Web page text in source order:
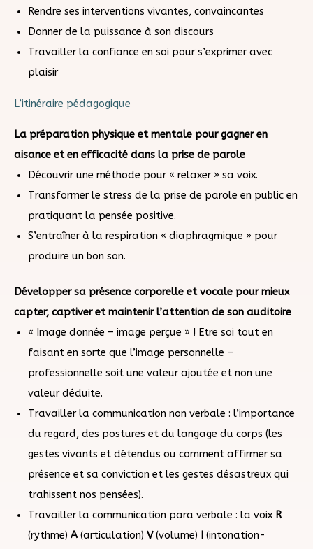
Rendre ses interventions vivantes, convaincantes
Donner de la puissance à son discours
Travailler la confiance en soi pour s’exprimer avec
plaisir
L’itinéraire pédagogique
La préparation physique et mentale pourgagner en
aisance et en efficacité dans la prise de parole
Découvrir une méthode pour « relaxer » sa voix.
Transformer le stress de la prise de parole en public en
pratiquant la pensée positive.
S’entraîner à la respiration « diaphragmique » pour
produire un bon son.
Développer sa présence corporelle et vocale pour mieux
capter, captiver et maintenirl’attention de son auditoire
« Image donnée – image perçue » ! Etre soi tout en
faisant en sorte que l’image personnelle –
professionnelle soit une valeur ajoutée et non une
valeur déduite.
Travailler la communication non verbale : l’importance
du regard, des postures et du langage du corps (les
gestes vivants et détendus ou comment affirmer sa
présence et sa conviction et les gestes désastreux qui
trahissent nos pensées).
Travailler la communication para verbale : la voix R
(rythme) A(articulation) V(volume)
(intonation-